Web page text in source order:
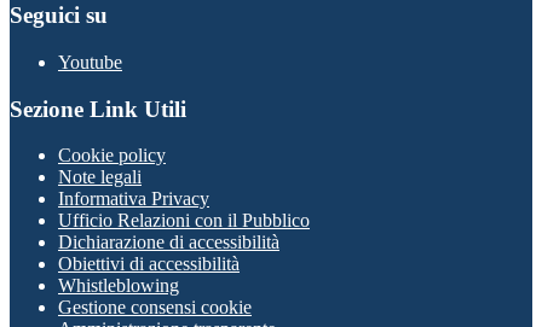
Seguici su
Youtube
Sezione Link Utili
Cookie policy
Note legali
Informativa Privacy
Ufficio Relazioni con il Pubblico
Dichiarazione di accessibilità
Obiettivi di accessibilità
Whistleblowing
Gestione consensi cookie